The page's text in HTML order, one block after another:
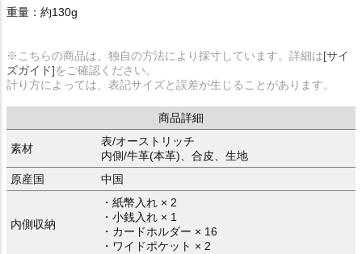
重量：約130g
※こちらの商品は、独自の方法により採寸しています。詳細は[サイ
ズガイド]をご確認ください。
計り方によっては、表記サイズと誤差が生じることがあります。
商品詳細
素材
表/オーストリッチ
内側/牛革(本革)、合皮、生地
原産国
中国
内側収納
・紙幣入れ × 2
・小銭入れ × 1
・カードホルダー × 16
・ワイドポケット × 2